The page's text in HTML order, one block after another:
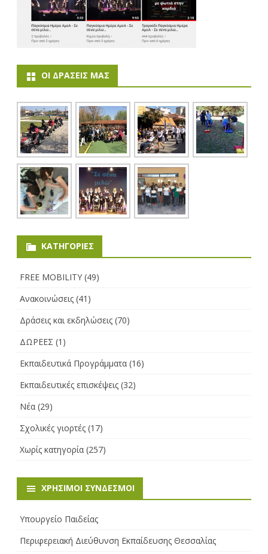
ΟΙ ΔΡΆΣΕΙΣ ΜΑΣ
KΑΤΗΓΟΡΊΕΣ
FREE MOBILITY (49)
Ανακοινώσεις (41)
Δράσεις και εκδηλώσεις (70)
ΔΩΡΕΕΣ (1)
Εκπαιδευτικά Προγράμματα (16)
Εκπαιδευτικές επισκέψεις (32)
Νέα (29)
Σχολικές γιορτές (17)
Χωρίς κατηγορία (257)
ΧΡΉΣΙΜΟΙ ΣΎΝΔΕΣΜΟΙ
Υπουργείο Παιδείας
Περιφερειακή Διεύθυνση Εκπαίδευσης Θεσσαλίας